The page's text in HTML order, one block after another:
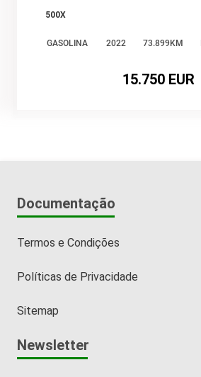
500X
GASOLINA 2022 73.899KM
15.750 EUR
Documentação
Termos e Condições
Políticas de Privacidade
Sitemap
Newsletter